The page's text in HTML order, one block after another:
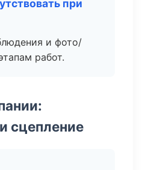
при
и фото/
работ.
сцепление